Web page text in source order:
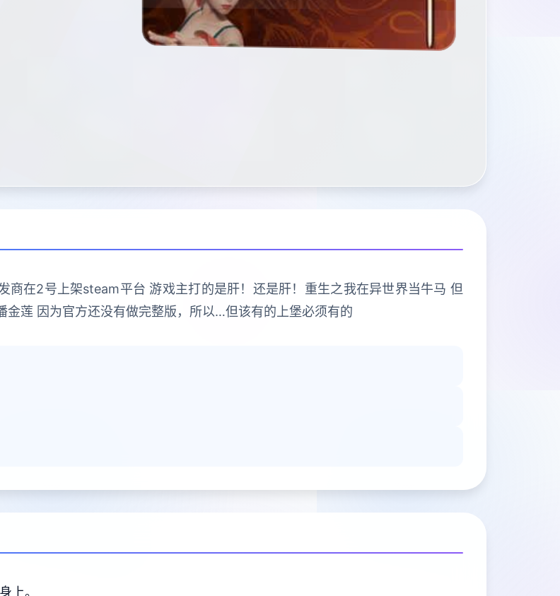
在2号上架steam平台 游戏主打的是肝！还是肝！重生之我在异世界当牛马 但
莲 因为官方还没有做完整版，所以…但该有的上堡必须有的
上。